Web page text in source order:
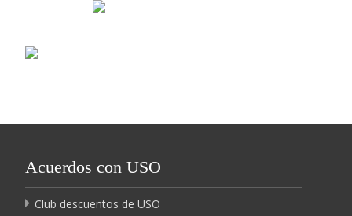
Acuerdos con USO
Club descuentos de USO